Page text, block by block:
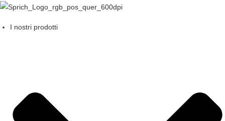
Salta
contenuto
I nostri prodotti